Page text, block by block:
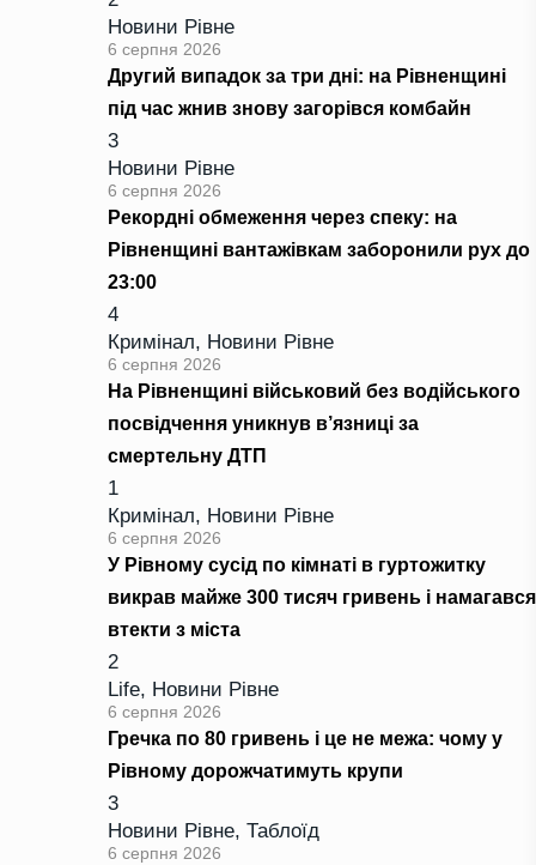
Новини Рівне
6 серпня 2026
Другий випадок за три дні: на Рівненщині
під час жнив знову загорівся комбайн
3
Новини Рівне
6 серпня 2026
Рекордні обмеження через спеку: на
Рівненщині вантажівкам заборонили рух до
23:00
4
Кримінал, Новини Рівне
6 серпня 2026
На Рівненщині військовий без водійського
посвідчення уникнув в’язниці за
смертельну ДТП
1
Кримінал, Новини Рівне
6 серпня 2026
У Рівному сусід по кімнаті в гуртожитку
викрав майже 300 тисяч гривень і намагався
втекти з міста
2
Life, Новини Рівне
6 серпня 2026
Гречка по 80 гривень і це не межа: чому у
Рівному дорожчатимуть крупи
3
Новини Рівне, Таблоїд
6 серпня 2026